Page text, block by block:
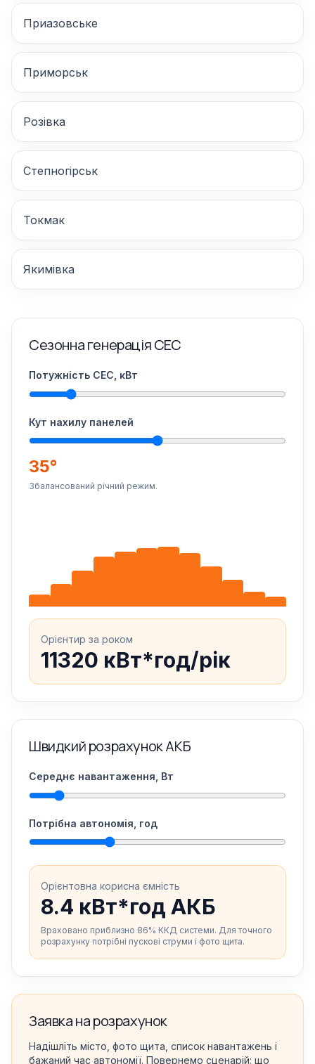
Приазовське
Приморськ
Розівка
Степногірськ
Токмак
Якимівка
Сезонна генерація СЕС
Потужність СЕС, кВт
Кут нахилу панелей
35°
Збалансований річний режим.
Орієнтир за роком
11320 кВт*год/рік
Швидкий розрахунок АКБ
Середнє навантаження, Вт
Потрібна автономія, год
Орієнтовна корисна ємність
8.4 кВт*год АКБ
Враховано приблизно 86% ККД системи. Для точного
розрахунку потрібні пускові струми і фото щита.
Заявка на розрахунок
Надішліть місто, фото щита, список навантажень і
бажаний час автономії. Повернемо сценарій: що